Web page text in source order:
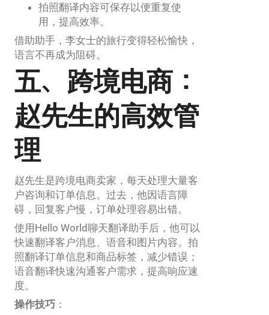
拍照翻译内容可保存以便重复使
用，提高效率。
借助助手，李女士的旅行变得轻松愉快，
语言不再成为阻碍。
五、跨境电商：
赵先生的高效管
理
赵先生是跨境电商卖家，每天处理大量客
户咨询和订单信息。过去，他因语言障
碍，回复客户慢，订单处理容易出错。
使用Hello World聊天翻译助手后，他可以
快速翻译客户消息、语音和图片内容。拍
照翻译订单信息和商品标签，减少错误；
语音翻译快速沟通客户需求，提高响应速
度。
操作技巧 ：